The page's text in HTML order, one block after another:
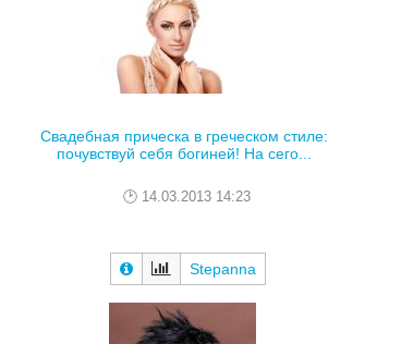
Свадебная прическа в греческом стиле:
почувствуй себя богиней! На сего...
14.03.2013 14:23
Stepanna